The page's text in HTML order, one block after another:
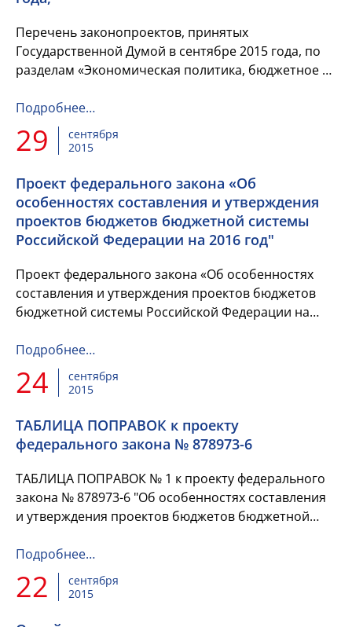
Перечень законопроектов, принятых
Государственной Думой в сентябре 2015 года, по
разделам «Экономическая политика, бюджетное и
политика» с краткой характеристи...
Подробнее…
29
сентября
2015
Проект федерального закона «Об
особенностях составления и утверждения
проектов бюджетов бюджетной системы
Российской Федерации на 2016 год"
Проект федерального закона «Об особенностях
составления и утверждения проектов бюджетов
бюджетной системы Российской Федерации на
законодательные акты Россий...
Подробнее…
24
сентября
2015
ТАБЛИЦА ПОПРАВОК к проекту
федерального закона № 878973-6
ТАБЛИЦА ПОПРАВОК № 1 к проекту федерального
закона № 878973-6 "Об особенностях составления
и утверждения проектов бюджетов бюджетной
рекомендуемых Комитетом...
Подробнее…
22
сентября
2015